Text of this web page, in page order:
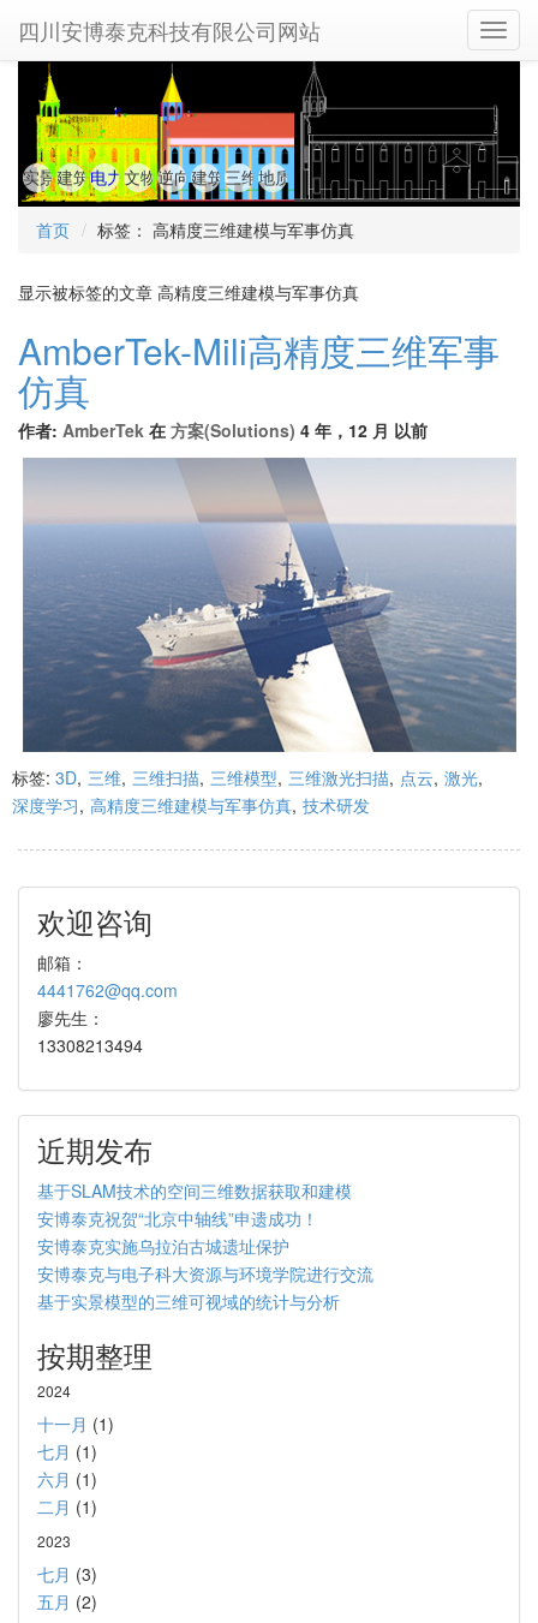
四川安博泰克科技有限公司网站
实景三维视域分析
建筑工程扫描与线画图
电力工程,变电站扫描与建模,数字孪生与实景三维
文物保护与数字文物扫描
逆向工程与三维建模
建筑保护、数字孪生、古建存档
三维军事仿真
地质雷达、无人机、三维激光扫描 项
首页 标签： 高精度三维建模与军事仿真
显示被标签的文章 高精度三维建模与军事仿真
AmberTek-Mili高精度三维军事
仿真
作者: AmberTek 在 方案(Solutions) 4 年，12 月 以前
标签: 3D, 三维, 三维扫描, 三维模型, 三维激光扫描, 点云, 激光,
深度学习, 高精度三维建模与军事仿真, 技术研发
欢迎咨询
邮箱：
4441762@qq.com
廖先生：
13308213494
近期发布
基于SLAM技术的空间三维数据获取和建模
安博泰克祝贺“北京中轴线”申遗成功！
安博泰克实施乌拉泊古城遗址保护
安博泰克与电子科大资源与环境学院进行交流
基于实景模型的三维可视域的统计与分析
按期整理
2024
十一月 (1)
七月 (1)
六月 (1)
二月 (1)
2023
七月 (3)
五月 (2)